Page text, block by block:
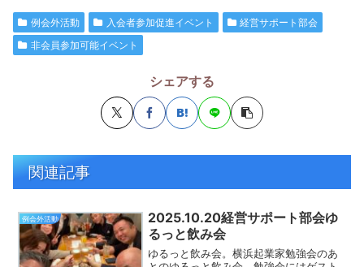
例会外活動 入会者参加促進イベント
経営サポート部会
非会員参加可能イベント
シェアする
関連記事
例会外活動
2025.10.20経営サポート部会ゆ
るっと飲み会
ゆるっと飲み会。横浜起業家勉強会のあ